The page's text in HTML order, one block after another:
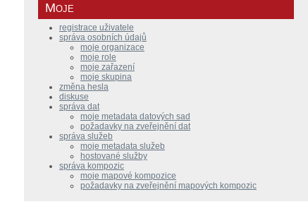
Moje
registrace uživatele
správa osobních údajů
moje organizace
moje role
moje zařazení
moje skupina
změna hesla
diskuse
správa dat
moje metadata datových sad
požadavky na zveřejnění dat
správa služeb
moje metadata služeb
hostované služby
správa kompozic
moje mapové kompozice
požadavky na zveřejnění mapových kompozic